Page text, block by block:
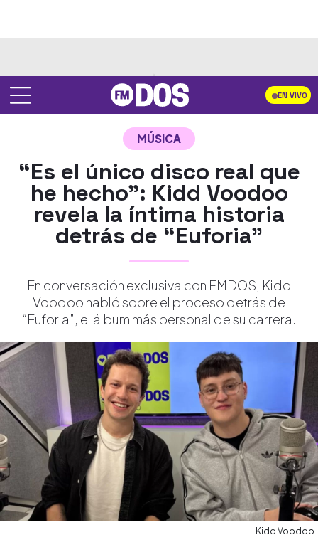
EN VIVO
MÚSICA
“Es el único disco real que
he hecho”: Kidd Voodoo
revela la íntima historia
detrás de “Euforia”
En conversación exclusiva con FMDOS, Kidd
Voodoo habló sobre el proceso detrás de
“Euforia”, el álbum más personal de su carrera.
Kidd Voodoo